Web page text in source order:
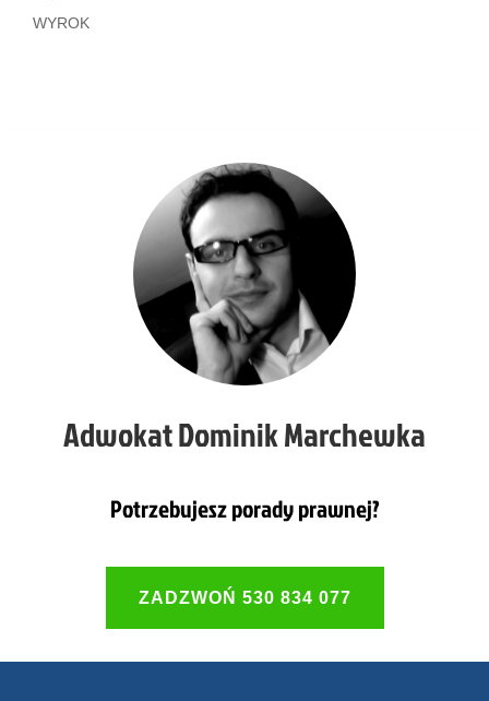
WYROK
Adwokat Dominik Marchewka
Potrzebujesz porady prawnej?
ZADZWOŃ 530 834 077